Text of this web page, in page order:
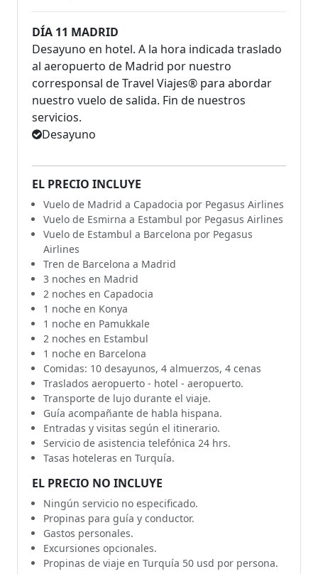
DÍA 11 MADRID
Desayuno en hotel. A la hora indicada traslado
al aeropuerto de Madrid por nuestro
corresponsal de Travel Viajes® para abordar
nuestro vuelo de salida. Fin de nuestros
servicios.
Desayuno
EL PRECIO INCLUYE
Vuelo de Madrid a Capadocia por Pegasus Airlines
Vuelo de Esmirna a Estambul por Pegasus Airlines
Vuelo de Estambul a Barcelona por Pegasus
Airlines
Tren de Barcelona a Madrid
3 noches en Madrid
2 noches en Capadocia
1 noche en Konya
1 noche en Pamukkale
2 noches en Estambul
1 noche en Barcelona
Comidas: 10 desayunos, 4 almuerzos, 4 cenas
Traslados aeropuerto - hotel - aeropuerto.
Transporte de lujo durante el viaje.
Guía acompañante de habla hispana.
Entradas y visitas según el itinerario.
Servicio de asistencia telefónica 24 hrs.
Tasas hoteleras en Turquía.
EL PRECIO NO INCLUYE
Ningún servicio no especificado.
Propinas para guía y conductor.
Gastos personales.
Excursiones opcionales.
Propinas de viaje en Turquía 50 usd por persona.